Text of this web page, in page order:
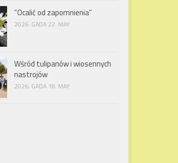
“Ocalić od zapomnienia”
2026. GADA 22. MAY
Wśród tulipanów i wiosennych
nastrojów
2026. GADA 18. MAY